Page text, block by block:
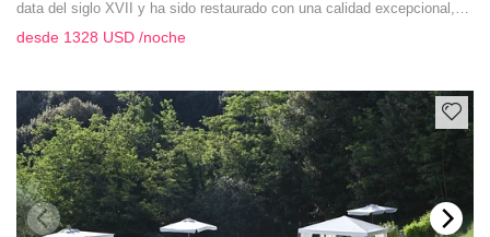
data del siglo XVII y ha sido restaurado con una calidad excepcional,
situado en el corazón de la región de Chianti.
desde 1328 USD /noche